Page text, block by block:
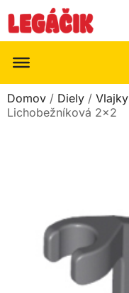
Domov / Diely / Vlajky
Lichobežníková 2×2